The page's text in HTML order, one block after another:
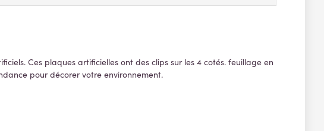
Ces plaques artificielles ont des clips sur les 4 cotés. feuillage en
pour décorer votre environnement.